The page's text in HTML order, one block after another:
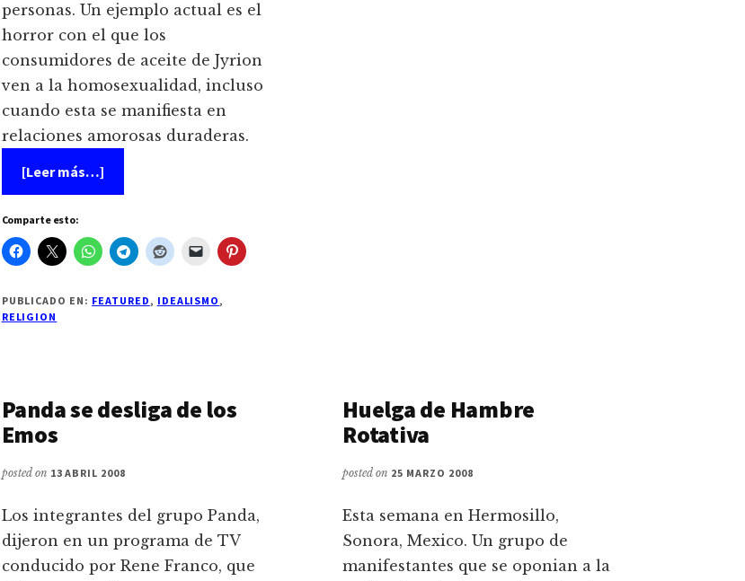
personas. Un ejemplo actual es el
horror con el que los
consumidores de aceite de Jyrion
ven a la homosexualidad, incluso
cuando esta se manifiesta en
relaciones amorosas duraderas.
[Leer más…]acerca
de
Jyrion
Comparte esto:
PUBLICADO EN: FEATURED, IDEALISMO,
RELIGION
Panda se desliga de los
Emos
posted on 13 ABRIL 2008
Los integrantes del grupo Panda,
dijeron en un programa de TV
conducido por Rene Franco, que
Huelga de Hambre
Rotativa
posted on 25 MARZO 2008
Esta semana en Hermosillo,
Sonora, Mexico. Un grupo de
manifestantes que se oponian a la